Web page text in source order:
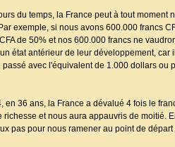
du temps, la France peut à tout moment
exemple, si nous avons 600.000 francs
de 50% et nos 600.000 francs ne
état antérieur de leur développement,
avec l'équivalent de 1.000 dollars ou
36 ans, la France a dévalué 4 fois le
et nous aura appauvris de moitié.
pas pour nous ramener au point de